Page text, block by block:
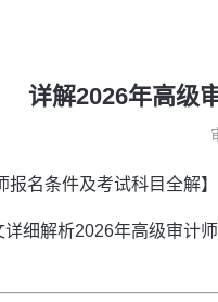
详解2026年高级
报名条件及考试科目全解】
细解析2026年高级审计